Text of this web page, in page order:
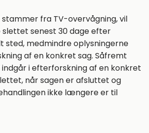
fra TV-overvågning, vil
senest 30 dage efter
sted, medmindre oplysningerne
af en konkret sag. Såfremt
i efterforskning af en konkret
når sagen er afsluttet og
ikke længere er til